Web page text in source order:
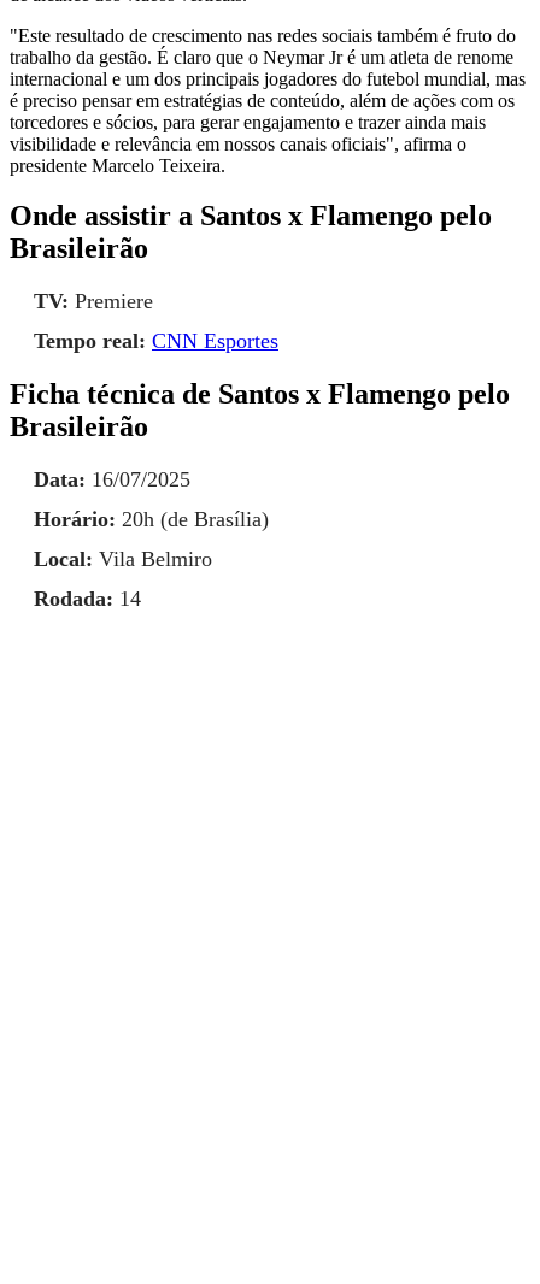
"Este resultado de crescimento nas redes sociais também é fruto do
trabalho da gestão. É claro que o Neymar Jr é um atleta de renome
internacional e um dos principais jogadores do futebol mundial, mas
é preciso pensar em estratégias de conteúdo, além de ações com os
torcedores e sócios, para gerar engajamento e trazer ainda mais
visibilidade e relevância em nossos canais oficiais", afirma o
presidente Marcelo Teixeira.
Onde assistir a Santos x Flamengo pelo
Brasileirão
TV: Premiere
Tempo real: CNN Esportes
Ficha técnica de Santos x Flamengo pelo
Brasileirão
Data: 16/07/2025
Horário: 20h (de Brasília)
Local: Vila Belmiro
Rodada: 14